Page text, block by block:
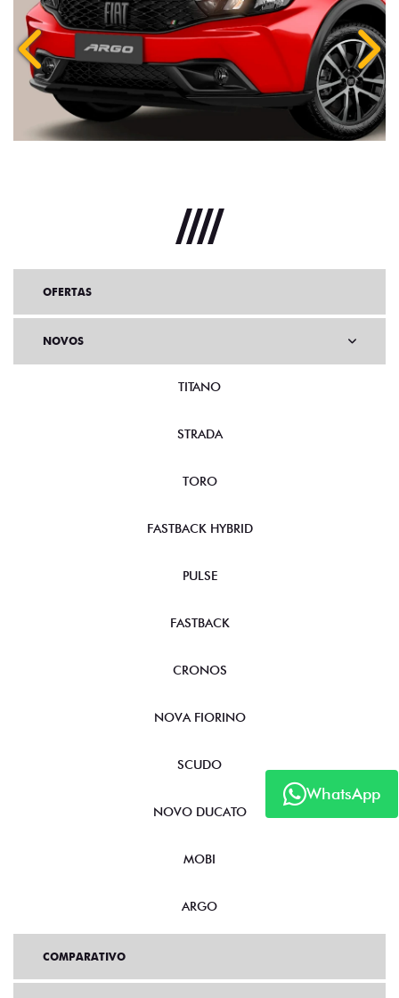
Anterior
WhatsApp
OFERTAS
NOVOS
TITANO
STRADA
TORO
FASTBACK HYBRID
PULSE
FASTBACK
CRONOS
NOVA FIORINO
SCUDO
NOVO DUCATO
MOBI
ARGO
COMPARATIVO